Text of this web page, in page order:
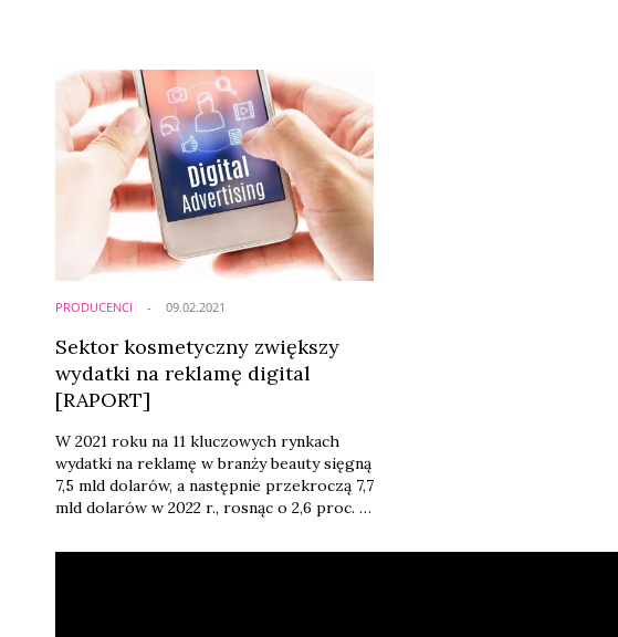
PRODUCENCI
Sektor kosmetyczny zwiększy
wydatki na reklamę digital
[RAPORT]
W 2021 roku na 11 kluczowych rynkach
wydatki na reklamę w branży beauty sięgną
7,5 mld dolarów, a następnie przekroczą 7,7
mld dolarów w 2022 r., rosnąc o 2,6 proc. w
całego rynku. Najmocniej wzrosną wydatki
09.02.2021